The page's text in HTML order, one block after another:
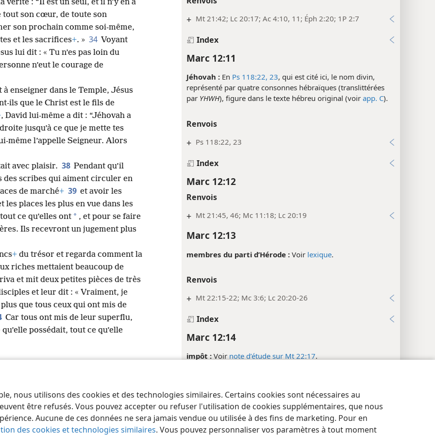
nous utilisons des cookies et des technologies similaires. Certains cookies sont nécessaires au
être refusés. Vous pouvez accepter ou refuser l'utilisation de cookies supplémentaires, que nous
Aucune de ces données ne sera jamais vendue ou utilisée à des fins de marketing. Pour en
des cookies et technologies similaires. Vous pouvez personnaliser vos paramètres à tout moment
+ Mt 21:42; Lc 20:17; Ac 4:10, 11; Éph 2:20; 1P 2:7
Index
Marc 12:11
Jéhovah : En Ps 118:22, 23, qui est cité ici, le nom divin,
représenté par quatre consonnes hébraïques (translittérées
par YHWH), figure dans le texte hébreu original (voir app. C).
Renvois
+ Ps 118:22, 23
Index
Marc 12:12
Renvois
+ Mt 21:45, 46; Mc 11:18; Lc 20:19
Marc 12:13
membres du parti d’Hérode : Voir lexique.
Renvois
+ Mt 22:15-22; Mc 3:6; Lc 20:20-26
Index
Marc 12:14
impôt : Voir note d’étude sur Mt 22:17.
Notes
* Ou « bien ».
vérité : “Il est un seul, et il n’y en a
tout son cœur, de toute son
son prochain comme soi-même,
et les sacrifices+. » 34 Voyant
lui dit : « Tu n’es pas loin du
n’eut le courage de
enseigner dans le Temple, Jésus
ils que le Christ est le fils de
, David lui-même a dit : “Jéhovah a
jusqu’à ce que je mette tes
même l’appelle Seigneur. Alors
avec plaisir. 38 Pendant qu’il
des scribes qui aiment circuler en
de marché+ 39 et avoir les
les places les plus en vue dans les
ce qu’elles ont * , et pour se faire
Ils recevront un jugement plus
+ du trésor et regarda comment la
riches mettaient beaucoup de
et mit deux petites pièces de très
et leur dit : « Vraiment, je
que tous ceux qui ont mis de
Car tous ont mis de leur superflu,
possédait, tout ce qu’elle
Pennsylvania Conditions d’utilisation Règles de confidentialité Paramètres de confidentialité JW.ORG Se connecter